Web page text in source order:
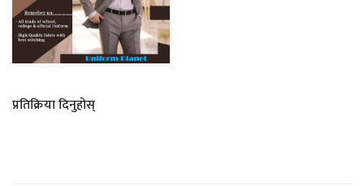
प्रतिक्रिया दिनुहोस्